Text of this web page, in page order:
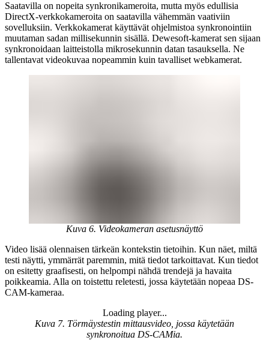
Saatavilla on nopeita synkronikameroita, mutta myös edullisia
DirectX-verkkokameroita on saatavilla vähemmän vaativiin
sovelluksiin. Verkkokamerat käyttävät ohjelmistoa synkronointiin
muutaman sadan millisekunnin sisällä. Dewesoft-kamerat sen sijaan
synkronoidaan laitteistolla mikrosekunnin datan tasauksella. Ne
tallentavat videokuvaa nopeammin kuin tavalliset webkamerat.
Kuva 6. Videokameran asetusnäyttö
Video lisää olennaisen tärkeän kontekstin tietoihin. Kun näet, miltä
testi näytti, ymmärrät paremmin, mitä tiedot tarkoittavat. Kun tiedot
on esitetty graafisesti, on helpompi nähdä trendejä ja havaita
poikkeamia. Alla on toistettu reletesti, jossa käytetään nopeaa DS-
CAM-kameraa.
Loading player...
Loading video...
Kuva 7. Törmäystestin mittausvideo, jossa käytetään
synkronoitua DS-CAMia.